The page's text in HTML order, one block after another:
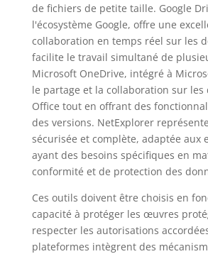
de fichiers de petite taille. Google
l'écosystème Google, offre une
collaboration en temps réel sur les
facilite le travail simultané de
Microsoft OneDrive, intégré à
le partage et la collaboration sur les
Office tout en offrant des
des versions. NetExplorer
sécurisée et complète, adaptée aux
ayant des besoins spécifiques en
conformité et de protection des
Ces outils doivent être choisis en
capacité à protéger les œuvres
respecter les autorisations
plateformes intègrent des